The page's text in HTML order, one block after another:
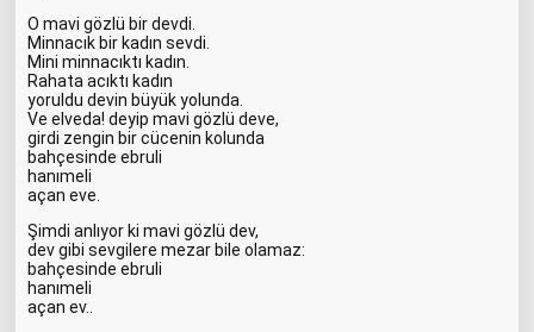
O mavi gözlü bir devdi.
Minnacık bir kadın sevdi.
Mini minnacıktı kadın.
Rahata acıktı kadın
yoruldu devin büyük yolunda.
Ve elveda! deyip mavi gözlü deve,
girdi zengin bir cücenin kolunda
bahçesinde ebruli
hanımeli
açan eve.
Şimdi anlıyor ki mavi gözlü dev,
dev gibi sevgilere mezar bile olamaz:
bahçesinde ebruli
hanımeli
açan ev..